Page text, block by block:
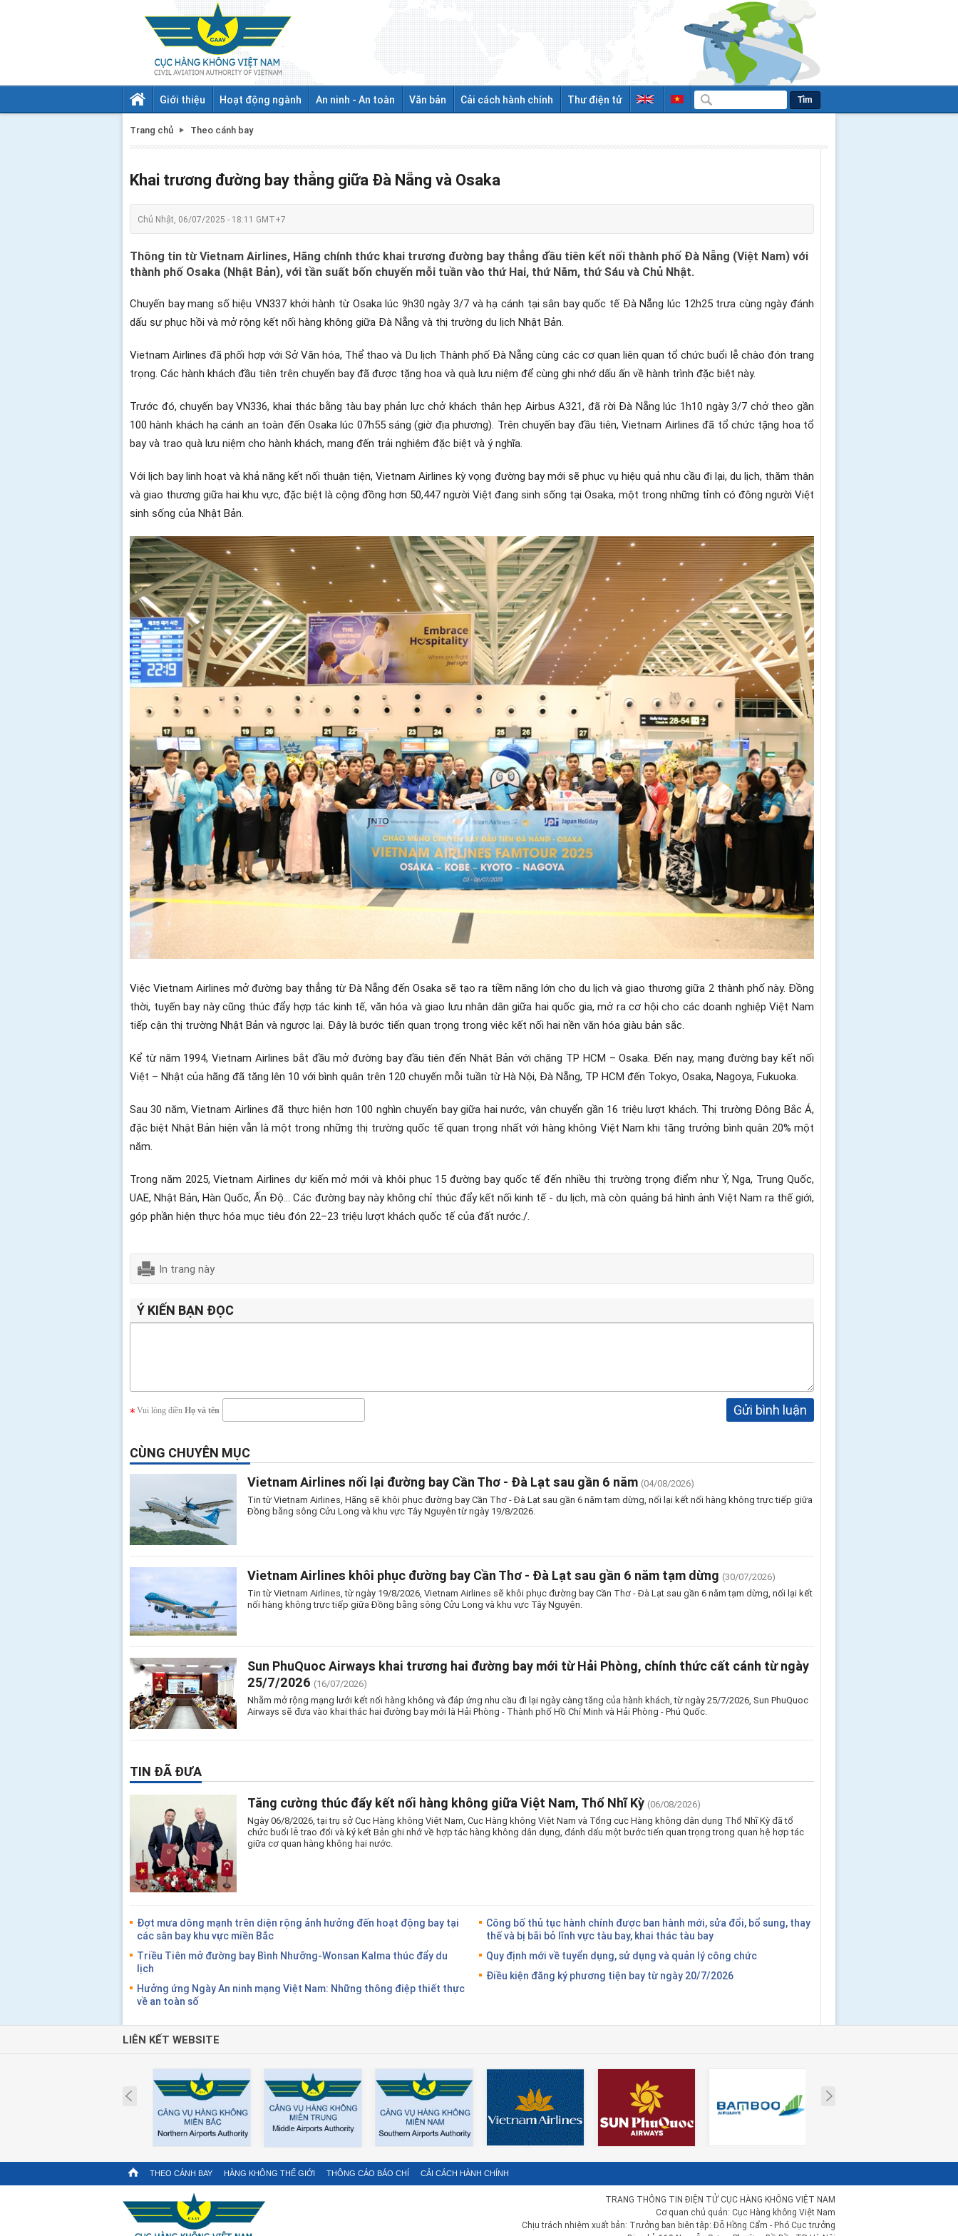
Giới thiệu Hoạt động ngành An ninh - An toàn Văn bản Cải cách hành chính Thư điện tử Tìm
Trang chủ Theo cánh bay
Khai trương đường bay thẳng giữa Đà Nẵng và Osaka
Chủ Nhật, 06/07/2025 - 18:11 GMT+7
Thông tin từ Vietnam Airlines, Hãng chính thức khai trương đường bay thẳng đầu tiên kết nối thành phố Đà Nẵng (Việt Nam) với
thành phố Osaka (Nhật Bản), với tần suất bốn chuyến mỗi tuần vào thứ Hai, thứ Năm, thứ Sáu và Chủ Nhật.
Chuyến bay mang số hiệu VN337 khởi hành từ Osaka lúc 9h30 ngày 3/7 và hạ cánh tại sân bay quốc tế Đà Nẵng lúc 12h25 trưa cùng ngày đánh
dấu sự phục hồi và mở rộng kết nối hàng không giữa Đà Nẵng và thị trường du lịch Nhật Bản.
Vietnam Airlines đã phối hợp với Sở Văn hóa, Thể thao và Du lịch Thành phố Đà Nẵng cùng các cơ quan liên quan tổ chức buổi lễ chào đón trang
trọng. Các hành khách đầu tiên trên chuyến bay đã được tặng hoa và quà lưu niệm để cùng ghi nhớ dấu ấn về hành trình đặc biệt này.
Trước đó, chuyến bay VN336, khai thác bằng tàu bay phản lực chở khách thân hẹp Airbus A321, đã rời Đà Nẵng lúc 1h10 ngày 3/7 chở theo gần
100 hành khách hạ cánh an toàn đến Osaka lúc 07h55 sáng (giờ địa phương). Trên chuyến bay đầu tiên, Vietnam Airlines đã tổ chức tặng hoa tổ
bay và trao quà lưu niệm cho hành khách, mang đến trải nghiệm đặc biệt và ý nghĩa.
Với lịch bay linh hoạt và khả năng kết nối thuận tiện, Vietnam Airlines kỳ vọng đường bay mới sẽ phục vụ hiệu quả nhu cầu đi lại, du lịch, thăm thân
và giao thương giữa hai khu vực, đặc biệt là cộng đồng hơn 50,447 người Việt đang sinh sống tại Osaka, một trong những tỉnh có đông người Việt
sinh sống của Nhật Bản.
Việc Vietnam Airlines mở đường bay thẳng từ Đà Nẵng đến Osaka sẽ tạo ra tiềm năng lớn cho du lịch và giao thương giữa 2 thành phố này. Đồng
thời, tuyến bay này cũng thúc đẩy hợp tác kinh tế, văn hóa và giao lưu nhân dân giữa hai quốc gia, mở ra cơ hội cho các doanh nghiệp Việt Nam
tiếp cận thị trường Nhật Bản và ngược lại. Đây là bước tiến quan trọng trong việc kết nối hai nền văn hóa giàu bản sắc.
Kể từ năm 1994, Vietnam Airlines bắt đầu mở đường bay đầu tiên đến Nhật Bản với chặng TP HCM – Osaka. Đến nay, mạng đường bay kết nối
Việt – Nhật của hãng đã tăng lên 10 với bình quân trên 120 chuyến mỗi tuần từ Hà Nội, Đà Nẵng, TP HCM đến Tokyo, Osaka, Nagoya, Fukuoka.
Sau 30 năm, Vietnam Airlines đã thực hiện hơn 100 nghìn chuyến bay giữa hai nước, vận chuyển gần 16 triệu lượt khách. Thị trường Đông Bắc Á,
đặc biệt Nhật Bản hiện vẫn là một trong những thị trường quốc tế quan trọng nhất với hàng không Việt Nam khi tăng trưởng bình quân 20% một
năm.
Trong năm 2025, Vietnam Airlines dự kiến mở mới và khôi phục 15 đường bay quốc tế đến nhiều thị trường trọng điểm như Ý, Nga, Trung Quốc,
UAE, Nhật Bản, Hàn Quốc, Ấn Độ… Các đường bay này không chỉ thúc đẩy kết nối kinh tế - du lịch, mà còn quảng bá hình ảnh Việt Nam ra thế giới,
góp phần hiện thực hóa mục tiêu đón 22–23 triệu lượt khách quốc tế của đất nước./.
In trang này
Ý KIẾN BẠN ĐỌC
Vui lòng điền Họ và tên Gửi bình luận
CÙNG CHUYÊN MỤC
Vietnam Airlines nối lại đường bay Cần Thơ - Đà Lạt sau gần 6 năm (04/08/2026)
Tin từ Vietnam Airlines, Hãng sẽ khôi phục đường bay Cần Thơ - Đà Lạt sau gần 6 năm tạm dừng, nối lại kết nối hàng không trực tiếp giữa
Đồng bằng sông Cửu Long và khu vực Tây Nguyên từ ngày 19/8/2026.
Vietnam Airlines khôi phục đường bay Cần Thơ - Đà Lạt sau gần 6 năm tạm dừng (30/07/2026)
Tin từ Vietnam Airlines, từ ngày 19/8/2026, Vietnam Airlines sẽ khôi phục đường bay Cần Thơ - Đà Lạt sau gần 6 năm tạm dừng, nối lại kết
nối hàng không trực tiếp giữa Đồng bằng sông Cửu Long và khu vực Tây Nguyên.
Sun PhuQuoc Airways khai trương hai đường bay mới từ Hải Phòng, chính thức cất cánh từ ngày
25/7/2026 (16/07/2026)
Nhằm mở rộng mạng lưới kết nối hàng không và đáp ứng nhu cầu đi lại ngày càng tăng của hành khách, từ ngày 25/7/2026, Sun PhuQuoc
Airways sẽ đưa vào khai thác hai đường bay mới là Hải Phòng - Thành phố Hồ Chí Minh và Hải Phòng - Phú Quốc.
TIN ĐÃ ĐƯA
Tăng cường thúc đẩy kết nối hàng không giữa Việt Nam, Thổ Nhĩ Kỳ (06/08/2026)
Ngày 06/8/2026, tại trụ sở Cục Hàng không Việt Nam, Cục Hàng không Việt Nam và Tổng cục Hàng không dân dụng Thổ Nhĩ Kỳ đã tổ
chức buổi lễ trao đổi và ký kết Bản ghi nhớ về hợp tác hàng không dân dụng, đánh dấu một bước tiến quan trọng trong quan hệ hợp tác
giữa cơ quan hàng không hai nước.
Đợt mưa dông mạnh trên diện rộng ảnh hưởng đến hoạt động bay tại
các sân bay khu vực miền Bắc
Triều Tiên mở đường bay Bình Nhưỡng-Wonsan Kalma thúc đẩy du
lịch
Hưởng ứng Ngày An ninh mạng Việt Nam: Những thông điệp thiết thực
về an toàn số
Công bố thủ tục hành chính được ban hành mới, sửa đổi, bổ sung, thay
thế và bị bãi bỏ lĩnh vực tàu bay, khai thác tàu bay
Quy định mới về tuyển dụng, sử dụng và quản lý công chức
Điều kiện đăng ký phương tiện bay từ ngày 20/7/2026
LIÊN KẾT WEBSITE
Prev
THEO CÁNH BAY HÀNG KHÔNG THẾ GIỚI THÔNG CÁO BÁO CHÍ CẢI CÁCH HÀNH CHÍNH
TRANG THÔNG TIN ĐIỆN TỬ CỤC HÀNG KHÔNG VIỆT NAM
Cơ quan chủ quản: Cục Hàng không Việt Nam
Chịu trách nhiệm xuất bản: Trưởng ban biên tập: Đỗ Hồng Cẩm - Phó Cục trưởng